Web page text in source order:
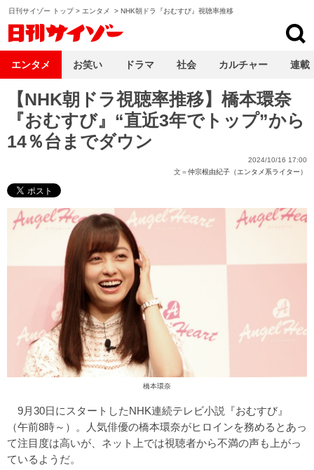
日刊サイゾー トップ> エンタメ > NHK朝ドラ『おむすび』視聴率推移
【NHK朝ドラ視聴率推移】橋本環奈
『おむすび』“直近3年でトップ”から
14％台までダウン
2024/10/16 17:00
文＝仲宗根由紀子（エンタメ系ライター）
橋本環奈
9月30日にスタートしたNHK連続テレビ小説『おむすび』
（午前8時～）。人気俳優の橋本環奈がヒロインを務めるとあっ
て注目度は高いが、ネット上では視聴者から不満の声も上がっ
ているようだ。
エンタメ お笑い ドラマ 社会 カルチャー 連載